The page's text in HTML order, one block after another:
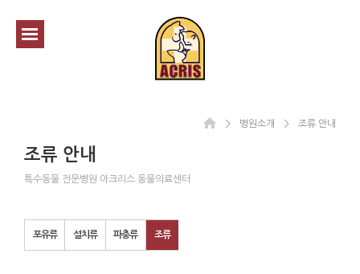
조류 안내
특수동물 전문병원 아크리스 동물의료센터
＞ 병원소개 ＞ 조류 안내
포유류 설치류 파충류 조류